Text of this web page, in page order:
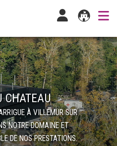
CHATEAU
À VILLEMUR SUR
NOTRE DOMAINE ET
DE NOS PRESTATIONS.